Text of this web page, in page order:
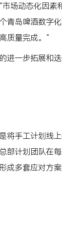
场动态化因
青岛啤酒数字
质量完成。“
进一步拓展和
将手工计划线
部计划团队在
成多套应对方